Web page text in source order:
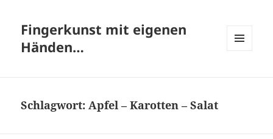
Fingerkunst mit eigenen
Händen…
Schlagwort:Apfel – Karotten – Salat